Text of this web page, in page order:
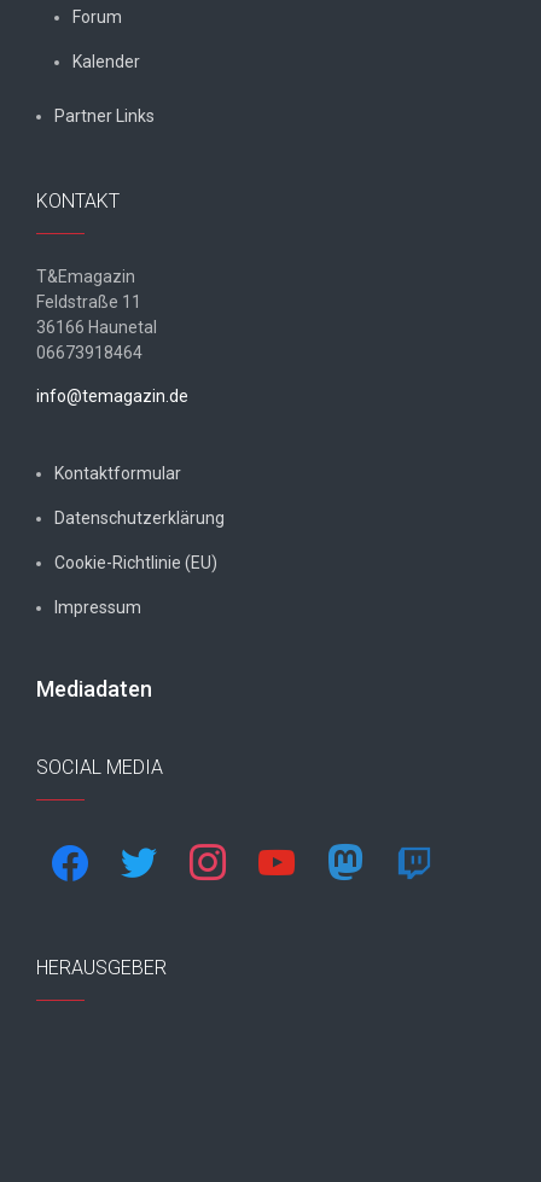
Forum
Kalender
Partner Links
KONTAKT
T&Emagazin
Feldstraße 11
36166 Haunetal
06673918464
info@temagazin.de
Kontaktformular
Datenschutzerklärung
Cookie-Richtlinie (EU)
Impressum
Mediadaten
SOCIAL MEDIA
facebook twitter instagram youtube mastodon twitch
HERAUSGEBER